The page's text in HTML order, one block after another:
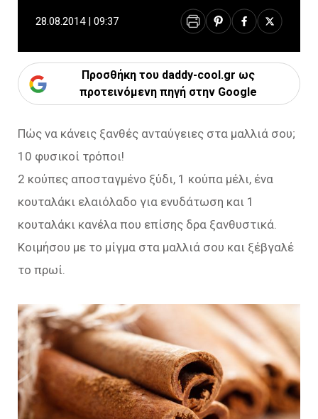
28.08.2014 | 09:37
Προσθήκη του daddy-cool.gr ως
προτεινόμενη πηγή στην Google
Πώς να κάνεις ξανθές ανταύγειες στα μαλλιά σου;
10 φυσικοί τρόποι!
2 κούπες αποσταγμένο ξύδι, 1 κούπα μέλι, ένα
κουταλάκι ελαιόλαδο για ενυδάτωση και 1
κουταλάκι κανέλα που επίσης δρα ξανθυστικά.
Κοιμήσου με το μίγμα στα μαλλιά σου και ξέβγαλέ
το πρωί.